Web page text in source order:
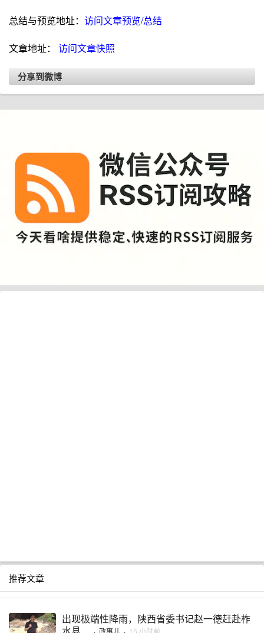
总结与预览地址： 访问文章预览/总结
文章地址： 访问文章快照
分享到微博
推荐文章
出现极端性降雨，陕西省委书记赵一德赶赴柞